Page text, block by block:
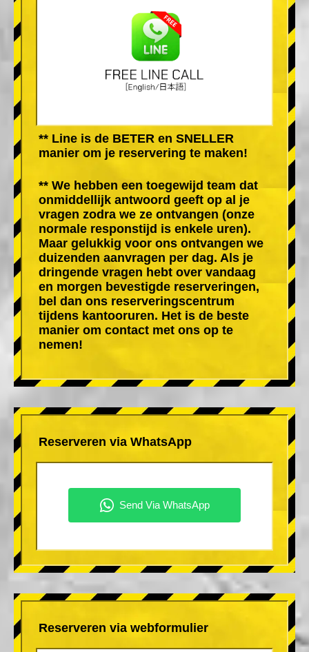
** Line is de BETER en SNELLER
manier om je reservering te maken!
** We hebben een toegewijd team dat
onmiddellijk antwoord geeft op al je
vragen zodra we ze ontvangen (onze
normale responstijd is enkele uren).
Maar gelukkig voor ons ontvangen we
duizenden aanvragen per dag. Als je
dringende vragen hebt over vandaag
en morgen bevestigde reserveringen,
bel dan ons reserveringscentrum
tijdens kantooruren. Het is de beste
manier om contact met ons op te
nemen!
Reserveren via WhatsApp
Reserveren via webformulier